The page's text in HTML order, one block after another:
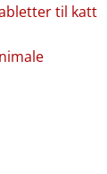
til katt